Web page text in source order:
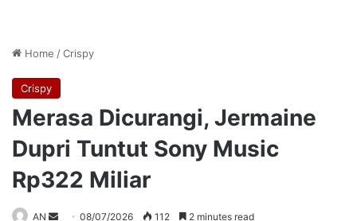
Home /Crispy
Crispy
Merasa Dicurangi, Jermaine
Dupri Tuntut Sony Music
Rp322 Miliar
AN
Send08/07/2026 112 2 minutes read